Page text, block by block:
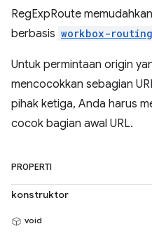
RegExpRoute
berbasis workbox-
Untuk permintaan origin
mencocokkan sebagian
pihak ketiga, Anda harus
cocok bagian awal URL.
PROPERTI
konstruktor
void